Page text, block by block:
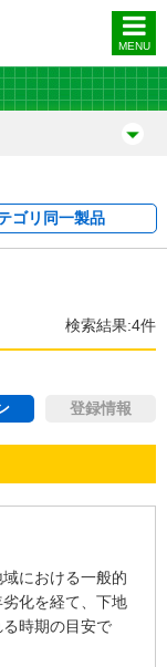
MENU
ゴリ 同一製品
検索結果:4件
登録情報
における一般的
化を経て、下地
時期の目安で